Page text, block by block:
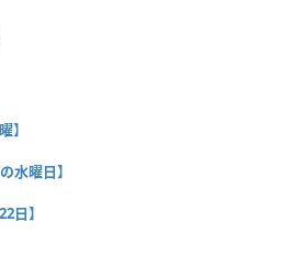
】
水曜日】
日】